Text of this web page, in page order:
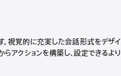
視覚的に充実した会話形式をデザイ
アクションを構築し、設定できるより